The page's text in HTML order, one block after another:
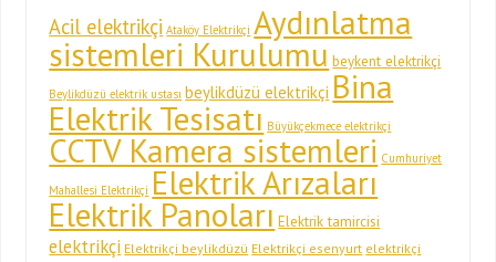
Acil elektrikçi Ataköy Elektrikçi Aydınlatma
sistemleri Kurulumu beykent elektrikçi
Beylikdüzü elektrik ustası beylikdüzü elektrikçi Bina
Elektrik Tesisatı Büyükçekmece elektrikçi
CCTV Kamera sistemleri Cumhuriyet
Mahallesi Elektrikçi Elektrik Arızaları
Elektrik Panoları Elektrik tamircisi
elektrikçi Elektrikçi beylikdüzü Elektrikçi esenyurt elektrikçi